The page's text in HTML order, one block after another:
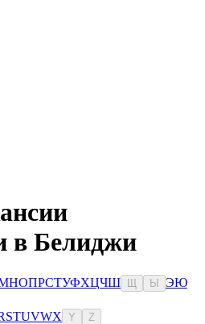
в Белиджи
НОПРСТУФХЦЧШ Ы ЭЮ
STUVWX Y Z